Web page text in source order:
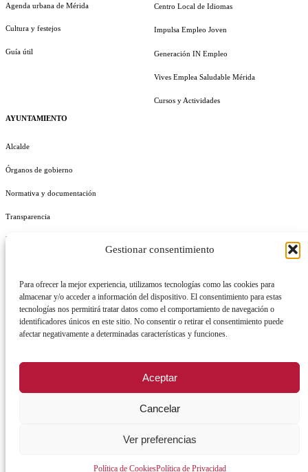
Gestionar consentimiento
Para ofrecer la mejor experiencia, utilizamos tecnologías como las cookies para
almacenar y/o acceder a información del dispositivo. El consentimiento para estas
tecnologías nos permitirá tratar datos como el comportamiento de navegación o
identificadores únicos en este sitio. No consentir o retirar el consentimiento puede
afectar negativamente a determinadas características y funciones.
Aceptar
Cancelar
Ver preferencias
Política de CookiesPolítica de Privacidad
Agenda urbana de Mérida
Cultura y festejos
Guía útil
AYUNTAMIENTO
Alcalde
Órganos de gobierno
Normativa y documentación
Transparencia
Perfil del contratante
Identidad Corporativa
Centro Local de Idiomas
Impulsa Empleo Joven
Generación IN Empleo
Vives Emplea Saludable Mérida
Cursos y Actividades
AVISO LEGAL
POLÍTICA DE SEGURIDAD